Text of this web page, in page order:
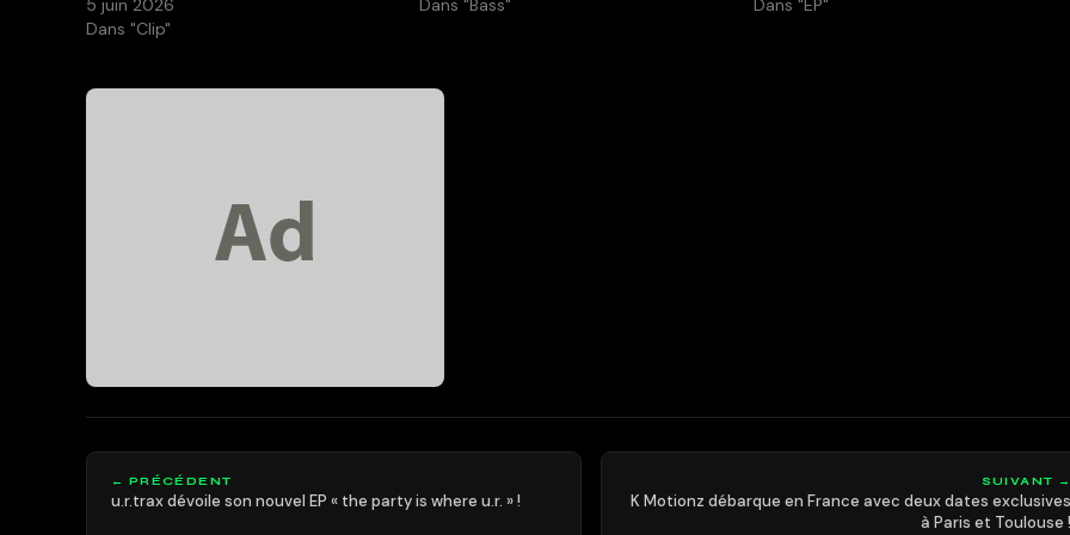
5 juin 2026
Dans "Clip"
Dans "Bass"
Dans "EP"
← PRÉCÉDENT
u.r.trax dévoile son nouvel EP « the party is where u.r. » !
SUIVANT →
K Motionz débarque en France avec deux dates exclusives
à Paris et Toulouse !